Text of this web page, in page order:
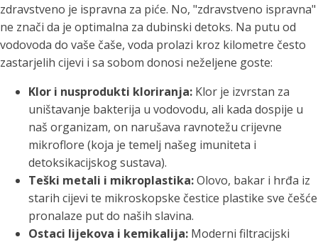
zdravstveno je ispravna za piće. No, "zdravstveno ispravna"
ne znači da je optimalna za dubinski detoks. Na putu od
vodovoda do vaše čaše, voda prolazi kroz kilometre često
zastarjelih cijevi i sa sobom donosi neželjene goste:
Klor i nusprodukti kloriranja: Klor je izvrstan za
uništavanje bakterija u vodovodu, ali kada dospije u
naš organizam, on narušava ravnotežu crijevne
mikroflore (koja je temelj našeg imuniteta i
detoksikacijskog sustava).
Teški metali i mikroplastika:Olovo, bakar i hrđa iz
starih cijevi te mikroskopske čestice plastike sve češće
pronalaze put do naših slavina.
Ostaci lijekova i kemikalija: Moderni filtracijski